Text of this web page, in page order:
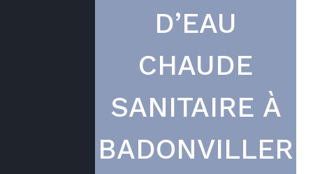
D’EAU
CHAUDE
SANITAIRE À
BADONVILLER